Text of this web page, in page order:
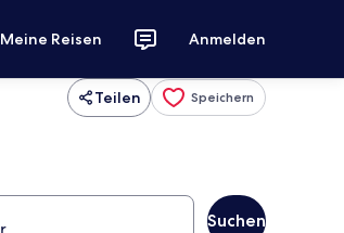
Meine Reisen Anmelden
Teilen Speichern
Suchen